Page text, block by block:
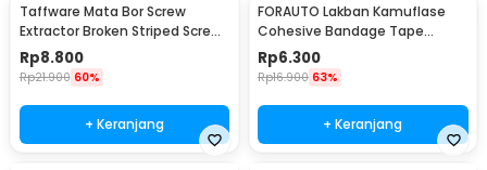
Taffware Mata Bor Screw
Extractor Broken Striped Screw
Remover 4 PCS - S2
Rp8.800
Rp21.900 60%
+ Keranjang
FORAUTO Lakban Kamuflase
Cohesive Bandage Tape
Hunting 4.5M 50mm - H10
Rp6.300
Rp16.900 63%
+ Keranjang